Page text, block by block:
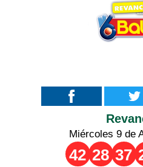
Miércoles 9 de
42 28 37